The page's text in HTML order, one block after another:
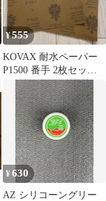
¥555
KOVAX 耐水ペーパー
P1500 番手 2枚セット
匿名配送
¥630
AZ シリコーングリー